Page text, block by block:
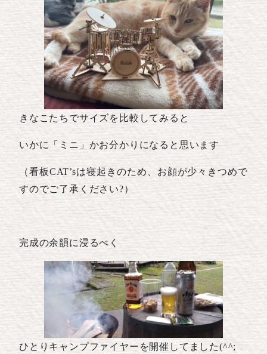
きなこたちでサイズを比較してみると
いかに「ミニ」かお分かりになると思います
（看板CAT’sは寝起きのため、お顔が少々きつめで
すのでご了承ください?）
完成の余韻に浸るべく
ひとりキャンプファイヤーを開催してました(^^;